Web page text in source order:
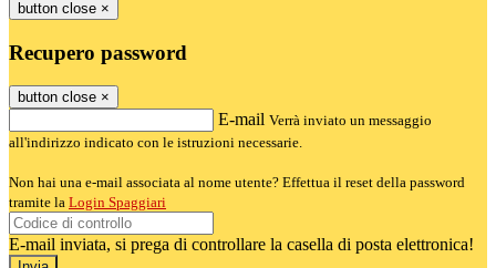
button close ×
Recupero password
button close ×
E-mail Verrà inviato un messaggio
all'indirizzo indicato con le istruzioni necessarie.
Non hai una e-mail associata al nome utente? Effettua il reset della password
tramite la Login Spaggiari
E-mail inviata, si prega di controllare la casella di posta elettronica!